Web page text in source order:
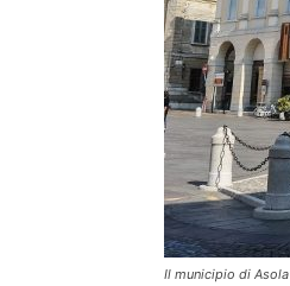
Il municipio di Asola